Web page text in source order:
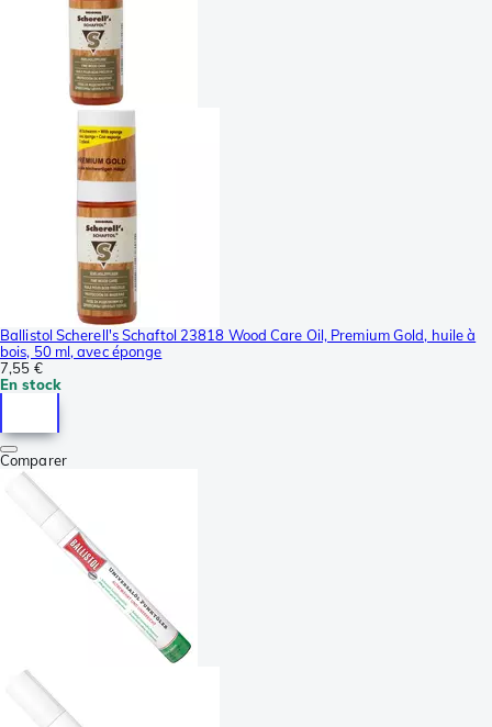
Ballistol Scherell's Schaftol 23818 Wood Care Oil, Premium Gold, huile à
bois, 50 ml, avec éponge
7,55 €
En stock
Comparer